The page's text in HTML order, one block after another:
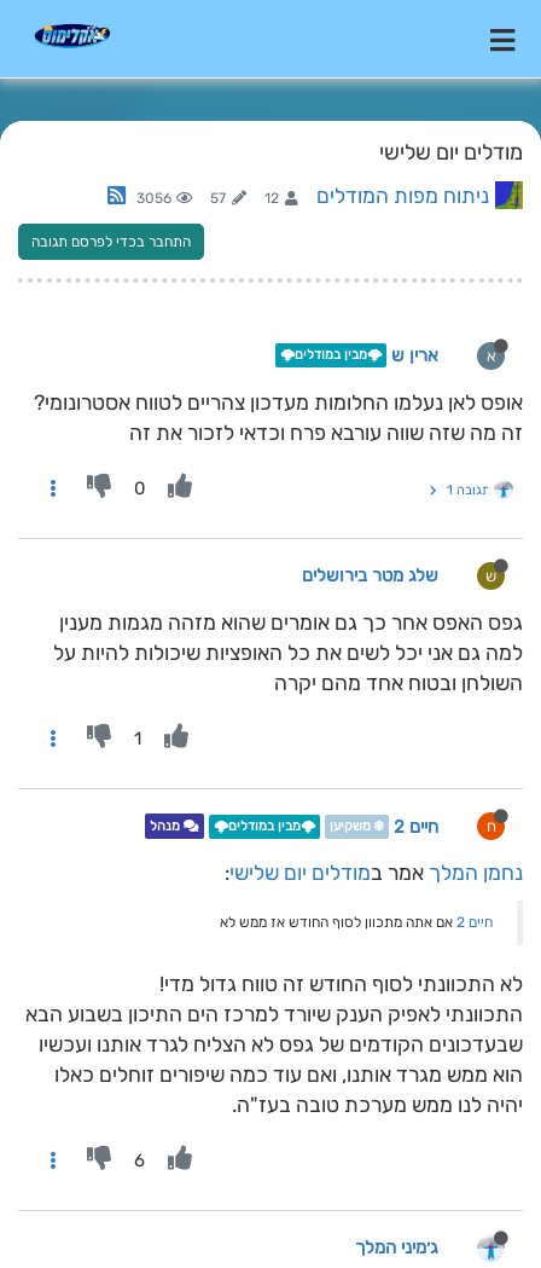
מודלים יום שלישי
ניתוח מפות המודלים 12
57
3056
התחבר בכדי לפרסם תגובה
א ארין ש 🌩️מבין במודלים🌩️
אופס לאן נעלמו החלומות מעדכון צהריים לטווח אסטרונומי?
זה מה שזה שווה עורבא פרח וכדאי לזכור את זה
תגובה 1 0
ש שלג מטר בירושלים
גפס האפס אחר כך גם אומרים שהוא מזהה מגמות מענין
למה גם אני יכל לשים את כל האופציות שיכולות להיות על
השולחן ובטוח אחד מהם יקרה
1
ח חיים 2 ❄️ משקיען 🌩️מבין במודלים🌩️ מנהל
נחמן המלך אמר במודלים יום שלישי:
חיים 2 אם אתה מתכוון לסוף החודש אז ממש לא
לא התכוונתי לסוף החודש זה טווח גדול מדי!
התכוונתי לאפיק הענק שיורד למרכז הים התיכון בשבוע הבא
שבעדכונים הקודמים של גפס לא הצליח לגרד אותנו ועכשיו
הוא ממש מגרד אותנו, ואם עוד כמה שיפורים זוחלים כאלו
יהיה לנו ממש מערכת טובה בעז"ה.
6
ג׳מיני המלך